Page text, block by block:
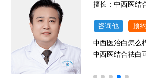
么危害？
擅长
咨
女性
女性